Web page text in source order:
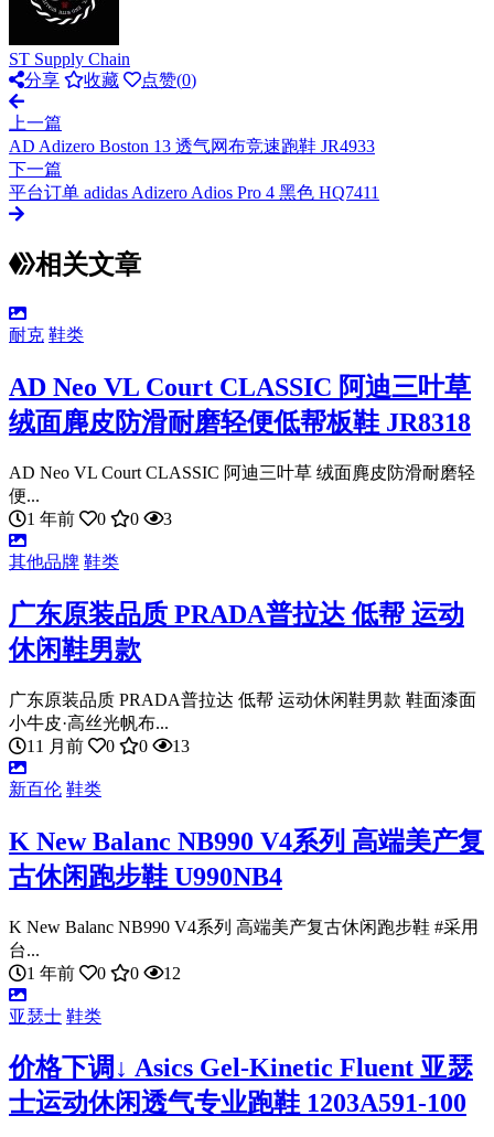
ST Supply Chain
分享
收藏 点赞(0)
上一篇
AD Adizero Boston 13 透气网布竞速跑鞋 JR4933
下一篇
平台订单 adidas Adizero Adios Pro 4 黑色 HQ7411
相关文章
耐克 鞋类
AD Neo VL Court CLASSIC 阿迪三叶草
绒面麂皮防滑耐磨轻便低帮板鞋 JR8318
AD Neo VL Court CLASSIC 阿迪三叶草 绒面麂皮防滑耐磨轻
便...
1 年前
0 0 3
其他品牌 鞋类
广东原装品质 PRADA普拉达 低帮 运动
休闲鞋男款
广东原装品质 PRADA普拉达 低帮 运动休闲鞋男款 鞋面漆面
小牛皮·高丝光帆布...
11 月前
0 0 13
新百伦 鞋类
K New Balanc NB990 V4系列 高端美产复
古休闲跑步鞋 U990NB4
K New Balanc NB990 V4系列 高端美产复古休闲跑步鞋 #采用
台...
1 年前
0 0 12
亚瑟士 鞋类
价格下调↓ Asics Gel-Kinetic Fluent 亚瑟
士运动休闲透气专业跑鞋 1203A591-100